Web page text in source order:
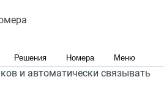
Решения Номера Меню
— специально
для объединения телефонии
система поможет
и автоматически связывать